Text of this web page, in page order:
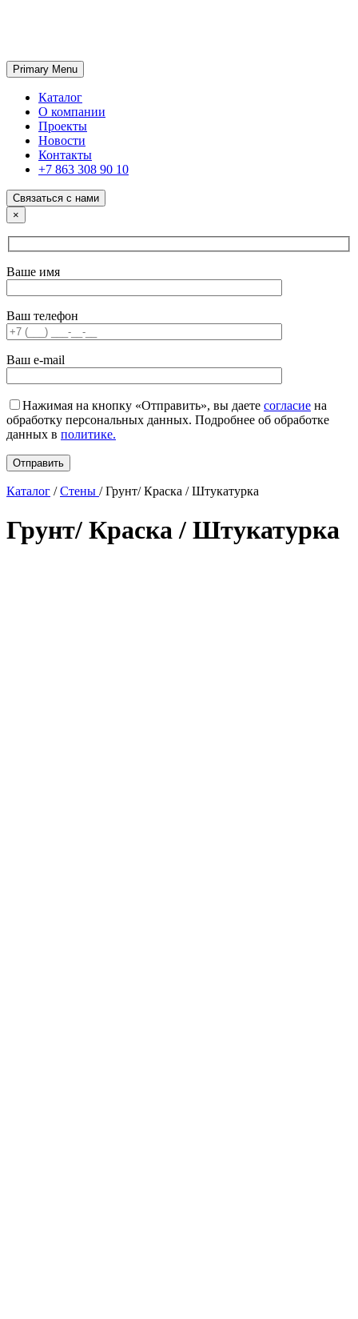
ГК «SABONE»
Оптовые поставки отделочных материалов и оборудования
Primary Menu
Каталог
О компании
Проекты
Новости
Контакты
+7 863 308 90 10
Связаться с нами
×
Ваше имя
Ваш телефон
Ваш e-mail
Нажимая на кнопку «Отправить», вы даете согласие на
обработку персональных данных. Подробнее об обработке
данных в политике.
Каталог / Стены / Грунт/ Краска / Штукатурка
Грунт/ Краска / Штукатурка